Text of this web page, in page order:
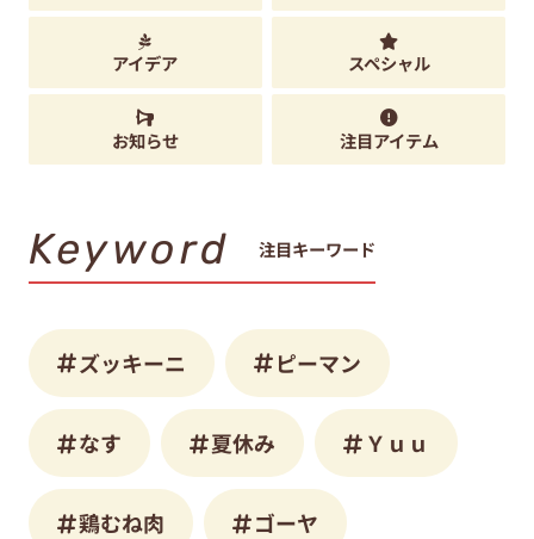
アイデア スペシャル
お知らせ 注目アイテム
Keyword 注目キーワード
ズッキーニ ピーマン
なす 夏休み Ｙｕｕ
鶏むね肉 ゴーヤ